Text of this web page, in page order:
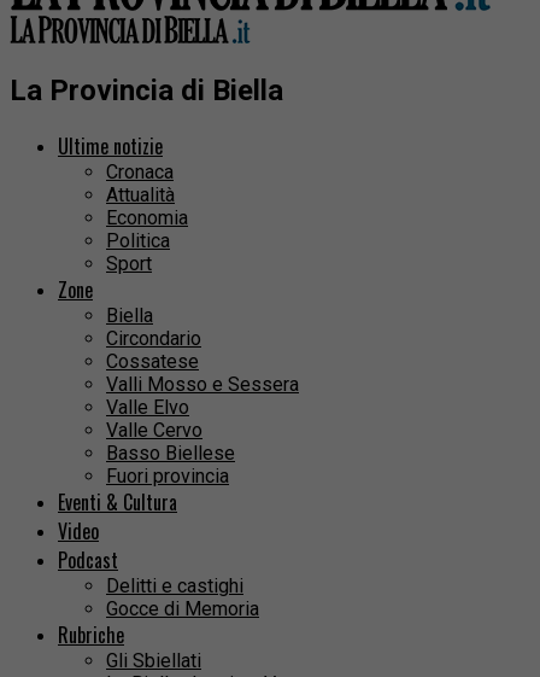
La Provincia di Biella
Ultime notizie
Cronaca
Attualità
Economia
Politica
Sport
Zone
Biella
Circondario
Cossatese
Valli Mosso e Sessera
Valle Elvo
Valle Cervo
Basso Biellese
Fuori provincia
Eventi & Cultura
Video
Podcast
Delitti e castighi
Gocce di Memoria
Rubriche
Gli Sbiellati